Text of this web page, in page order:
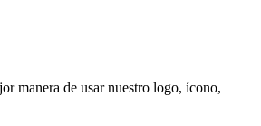
manera de usar nuestro logo, ícono,